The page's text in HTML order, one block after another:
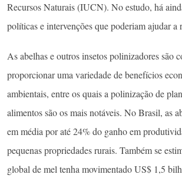
Recursos Naturais (IUCN). No estudo, há
políticas e intervenções que poderiam ajudar a
As abelhas e outros insetos polinizadores são
proporcionar uma variedade de benefícios
ambientais, entre os quais a polinização de
alimentos são os mais notáveis. No Brasil, as
em média por até 24% do ganho em
pequenas propriedades rurais. Também se
global de mel tenha movimentado US$ 1,5